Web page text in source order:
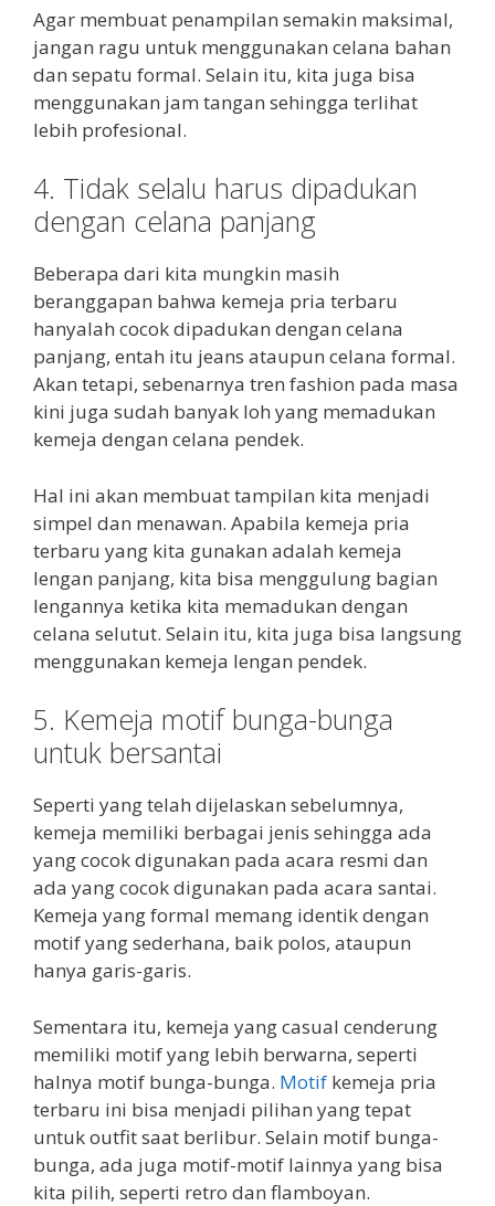
Agar membuat penampilan semakin maksimal,
jangan ragu untuk menggunakan celana bahan
dan sepatu formal. Selain itu, kita juga bisa
menggunakan jam tangan sehingga terlihat
lebih profesional.
4. Tidak selalu harus dipadukan
dengan celana panjang
Beberapa dari kita mungkin masih
beranggapan bahwa kemeja pria terbaru
hanyalah cocok dipadukan dengan celana
panjang, entah itu jeans ataupun celana formal.
Akan tetapi, sebenarnya tren fashion pada masa
kini juga sudah banyak loh yang memadukan
kemeja dengan celana pendek.
Hal ini akan membuat tampilan kita menjadi
simpel dan menawan. Apabila kemeja pria
terbaru yang kita gunakan adalah kemeja
lengan panjang, kita bisa menggulung bagian
lengannya ketika kita memadukan dengan
celana selutut. Selain itu, kita juga bisa langsung
menggunakan kemeja lengan pendek.
5. Kemeja motif bunga-bunga
untuk bersantai
Seperti yang telah dijelaskan sebelumnya,
kemeja memiliki berbagai jenis sehingga ada
yang cocok digunakan pada acara resmi dan
ada yang cocok digunakan pada acara santai.
Kemeja yang formal memang identik dengan
motif yang sederhana, baik polos, ataupun
hanya garis-garis.
Sementara itu, kemeja yang casual cenderung
memiliki motif yang lebih berwarna, seperti
halnya motif bunga-bunga. Motif kemeja pria
terbaru ini bisa menjadi pilihan yang tepat
untuk outfit saat berlibur. Selain motif bunga-
bunga, ada juga motif-motif lainnya yang bisa
kita pilih, seperti retro dan flamboyan.